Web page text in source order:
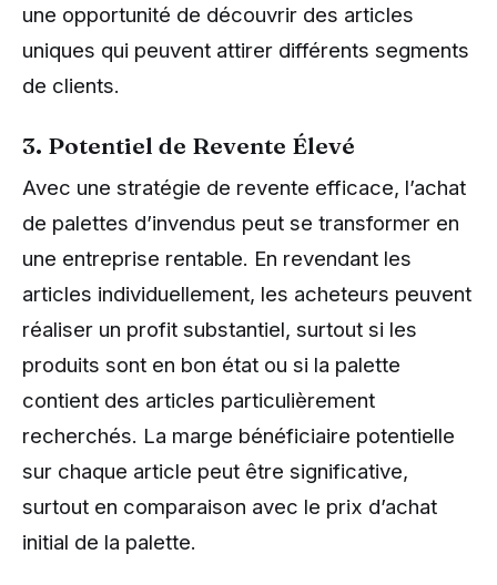
une opportunité de découvrir des articles
uniques qui peuvent attirer différents segments
de clients.
3. Potentiel de Revente Élevé
Avec une stratégie de revente efficace, l’achat
de palettes d’invendus peut se transformer en
une entreprise rentable. En revendant les
articles individuellement, les acheteurs peuvent
réaliser un profit substantiel, surtout si les
produits sont en bon état ou si la palette
contient des articles particulièrement
recherchés. La marge bénéficiaire potentielle
sur chaque article peut être significative,
surtout en comparaison avec le prix d’achat
initial de la palette.